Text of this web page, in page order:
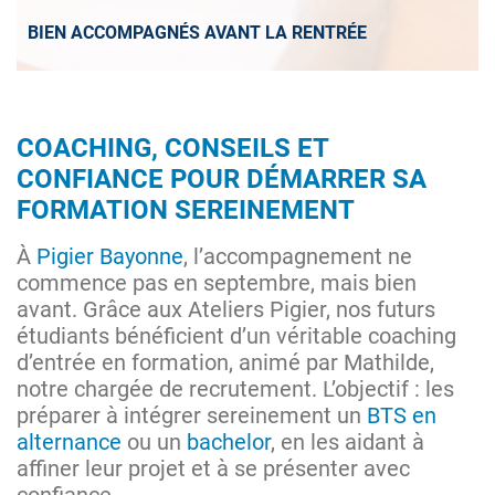
BIEN ACCOMPAGNÉS AVANT LA RENTRÉE
COACHING, CONSEILS ET
CONFIANCE POUR DÉMARRER SA
FORMATION SEREINEMENT
À Pigier Bayonne, l’accompagnement ne
commence pas en septembre, mais bien
avant. Grâce aux Ateliers Pigier, nos futurs
étudiants bénéficient d’un véritable coaching
d’entrée en formation, animé par Mathilde,
notre chargée de recrutement. L’objectif : les
préparer à intégrer sereinement un BTS en
alternance ou un bachelor, en les aidant à
affiner leur projet et à se présenter avec